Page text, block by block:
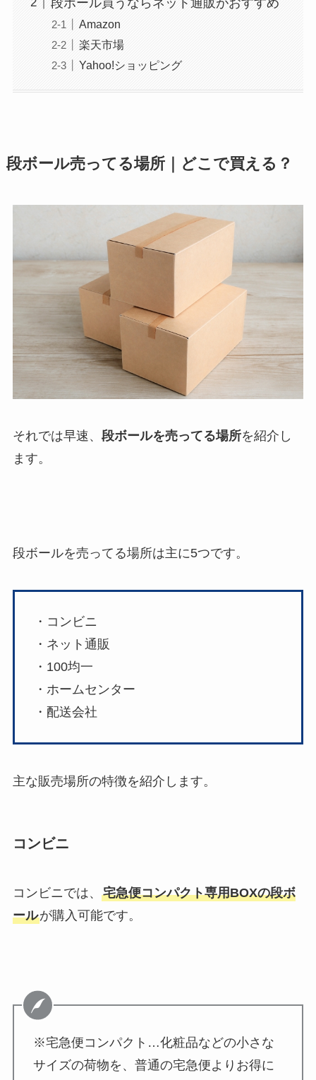
Amazon
楽天市場
Yahoo!ショッピング
段ボール売ってる場所｜どこで買える？
それでは早速、 段ボールを売ってる場所を紹介し
ます。
段ボールを売ってる場所は主に5つです。
・コンビニ
・ネット通販
・100均一
・ホームセンター
・配送会社
主な販売場所の特徴を紹介します。
コンビニ
コンビニでは、 宅急便コンパクト専用BOXの段ボ
ールが購入可能です。
※宅急便コンパクト…化粧品などの小さな
サイズの荷物を、普通の宅急便よりお得に